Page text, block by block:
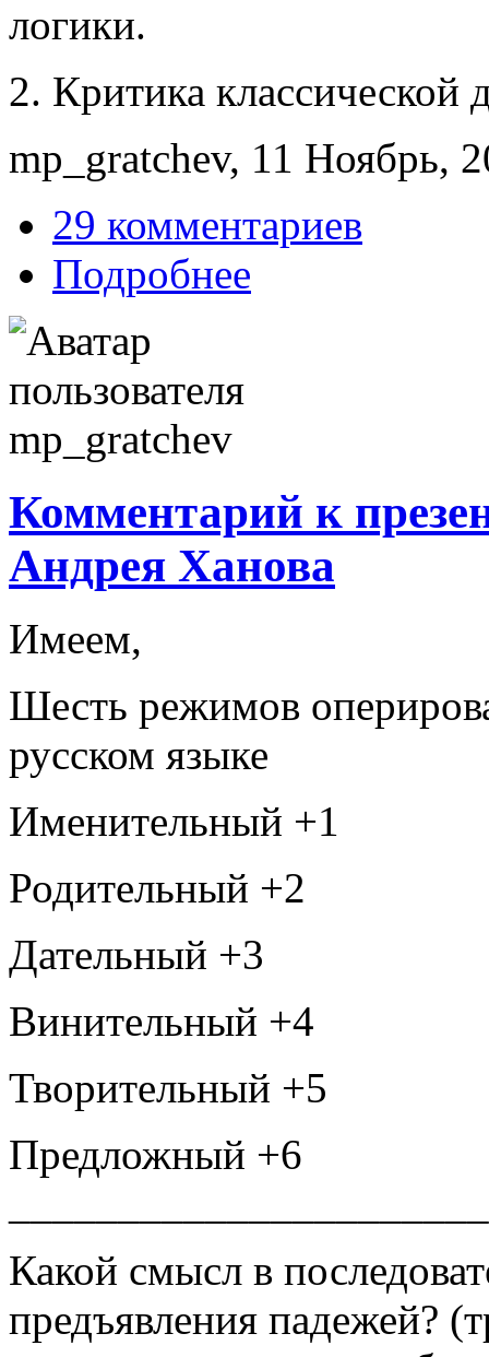
логики.
2. Критика классической
mp_gratchev, 11 Ноябрь,
29 комментариев
Подробнее
Комментарий к
Андрея Ханова
Имеем,
Шесть режимов
русском языке
Именительный +1
Родительный +2
Дательный +3
Винительный +4
Творительный +5
Предложный +6
Какой смысл в
предъявления падежей?